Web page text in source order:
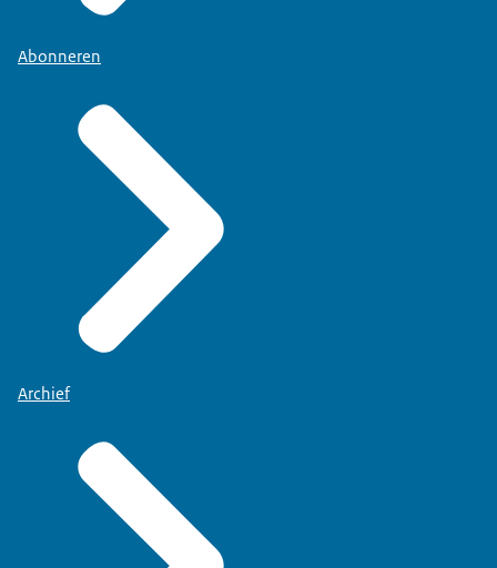
Abonneren
Archief